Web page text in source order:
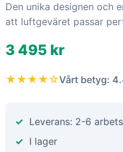
Den unika designen och
att luftgeväret passar
3 495 kr
★★★★☆Vårt betyg:
Leverans: 2-6
I lager